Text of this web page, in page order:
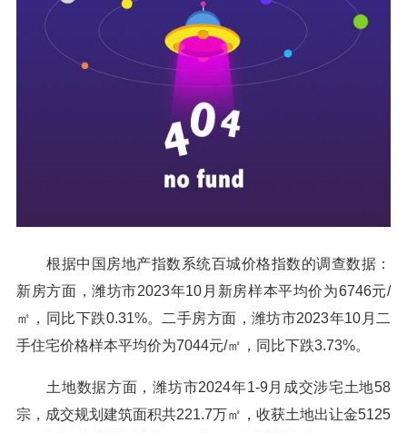
根据中国房地产指数系统百城价格指数的调查数据：
新房方面，潍坊市2023年10月新房样本平均价为6746元/
㎡，同比下跌0.31%。二手房方面，潍坊市2023年10月二
手住宅价格样本平均价为7044元/㎡，同比下跌3.73%。
土地数据方面，潍坊市2024年1-9月成交涉宅土地58
宗，成交规划建筑面积共221.7万㎡，收获土地出让金5125